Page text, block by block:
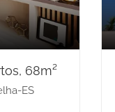
68m²
ES